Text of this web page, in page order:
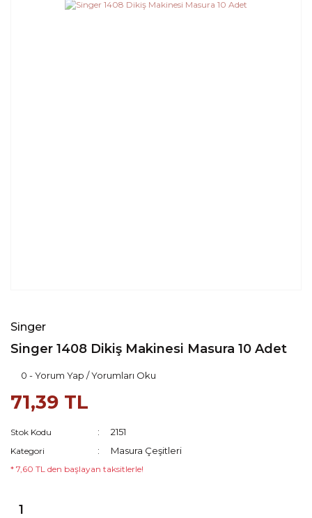
Singer
Singer 1408 Dikiş Makinesi Masura 10 Adet
0 - Yorum Yap / Yorumları Oku
71,39 TL
Stok Kodu 2151
Kategori Masura Çeşitleri
* 7,60 TL den başlayan taksitlerle!